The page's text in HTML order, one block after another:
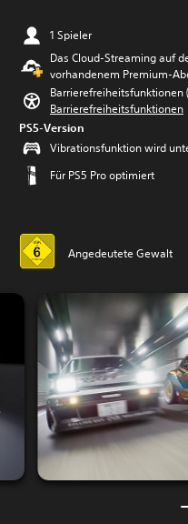
1 Spieler
Das Cloud-Streaming auf
vorhandenem Premium-
Barrierefreiheitsfunktionen
Barrierefreiheitsfunktionen
PS5-Version
Vibrationsfunktion wird
Für PS5 Pro optimiert
Angedeutete Gewalt